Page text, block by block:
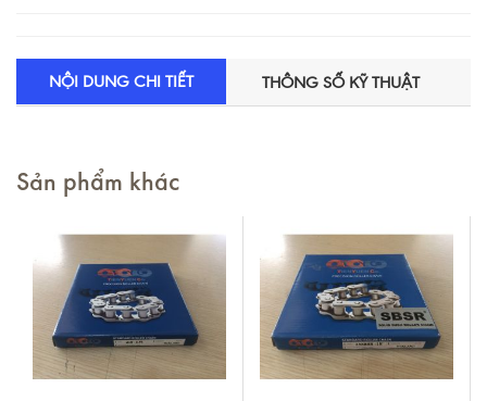
NỘI DUNG CHI TIẾT THÔNG SỐ KỸ THUẬT
Sản phẩm khác